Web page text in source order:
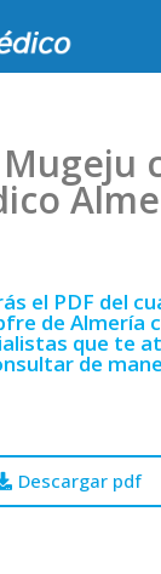
el PDF del
de Almería
que te
de
Descargar pdf